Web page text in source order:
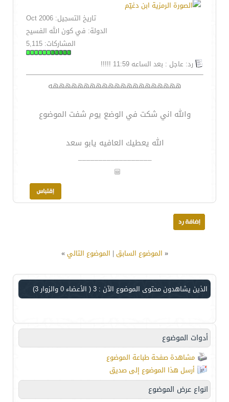
تاريخ التسجيل: Oct 2006
الدولة: في كون الله الفسيح
المشاركات: 5,115
رد: عاجل : بعد الساعه 11:59 !!!!!
هههههههههههههههههههههه
والله اني شكت في الوضع يوم شفت الموضوع
الله يعطيك العافيه يابو سعد
__________________
« الموضوع السابق| الموضوع التالي»
الذين يشاهدون محتوى الموضوع الآن : 3 ( الأعضاء 0 والزوار 3)
أدوات الموضوع
مشاهدة صفحة طباعة الموضوع
أرسل هذا الموضوع إلى صديق
انواع عرض الموضوع